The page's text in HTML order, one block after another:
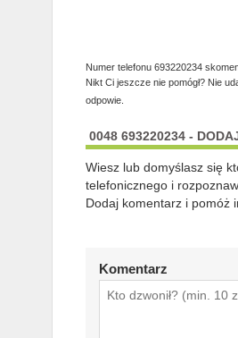
Numer telefonu 693220234
Nikt Ci jeszcze nie pomógł? Nie
odpowie.
0048 693220234 -
Wiesz lub domyślasz się
telefonicznego i
Dodaj komentarz i pomóż
Komentarz